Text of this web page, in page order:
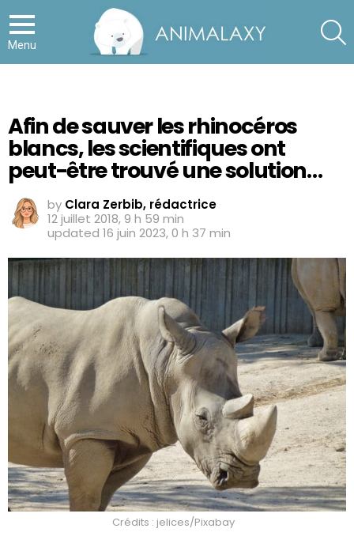
Menu
Afin de sauver les rhinocéros
blancs, les scientifiques ont
peut-être trouvé une solution…
by Clara Zerbib, rédactrice
12 juillet 2018, 9 h 59 min
updated 16 juin 2023, 0 h 37 min
Crédits : jelices/Pixabay